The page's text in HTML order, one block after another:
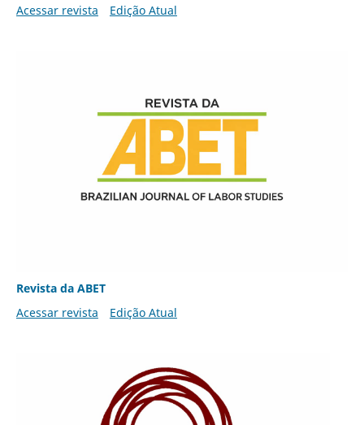
Acessar revista Edição Atual
Revista da ABET
Acessar revista
Edição Atual